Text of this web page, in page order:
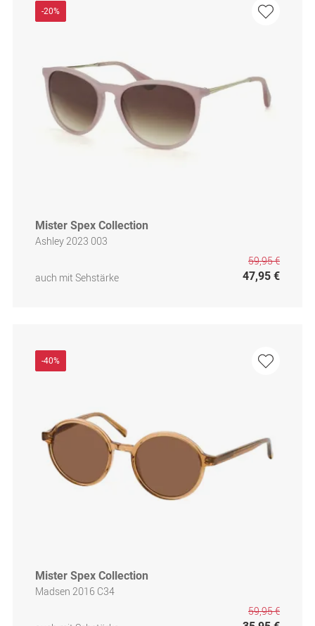
-20%
Mister Spex Collection
Ashley 2023 003
auch mit Sehstärke
59,95 €
47,95 €
-40%
Mister Spex Collection
Madsen 2016 C34
59,95 €